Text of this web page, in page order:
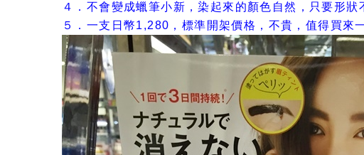
４．不會變成蠟筆小新，染起來的顏色自然，只要形
５．一支日幣1,280，標準開架價格，不貴，值得買來